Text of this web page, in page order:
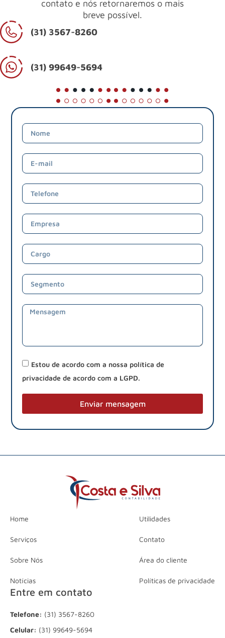
contato e nós retornaremos o mais
breve possível.
(31) 3567-8260
(31) 99649-5694
Estou de acordo com a nossa política de
privacidade de acordo com a LGPD.
Enviar mensagem
Home
Serviços
Sobre Nós
Notícias
Utilidades
Contato
Área do cliente
Políticas de privacidade
Entre em contato
Telefone: (31) 3567-8260
Celular: (31) 99649-5694